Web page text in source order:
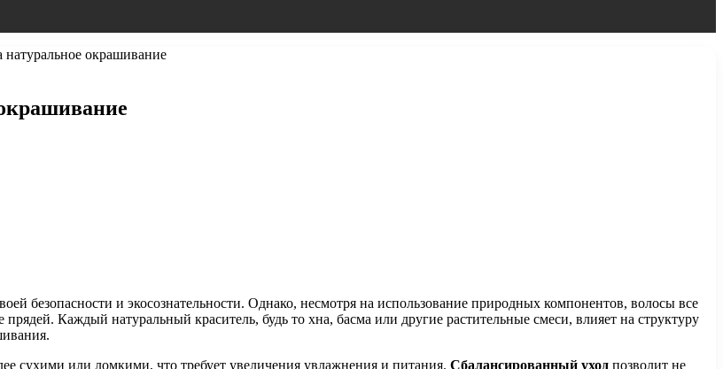
натуральное окрашивание
безопасности и экосознательности. Однако, несмотря на использование природных компонентов, волосы все
Каждый натуральный краситель, будь то хна, басма или другие растительные смеси, влияет на структуру
сухими или ломкими, что требует увеличения увлажнения и питания. Сбалансированный уход позволит не